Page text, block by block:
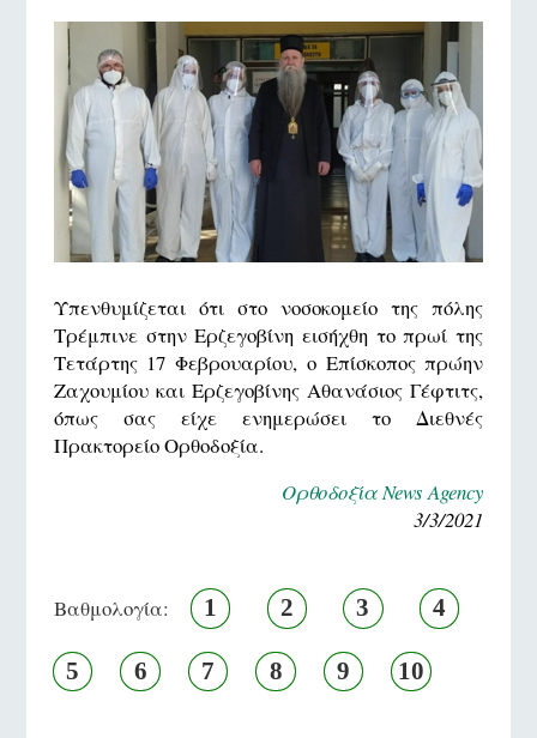
Υπενθυμίζεται ότι στο νοσοκομείο της πόλης
Τρέμπινε στην Ερζεγοβίνη εισήχθη το πρωί της
Τετάρτης 17 Φεβρουαρίου, ο Επίσκοπος πρώην
Ζαχουμίου και Ερζεγοβίνης Αθανάσιος Γέφτιτς,
όπως σας είχε ενημερώσει το Διεθνές
Πρακτορείο Ορθοδοξία.
Ορθοδοξία News Agency
3/3/2021
Βαθμολογία: 1 2 3 4
5 6 7 8 9 10